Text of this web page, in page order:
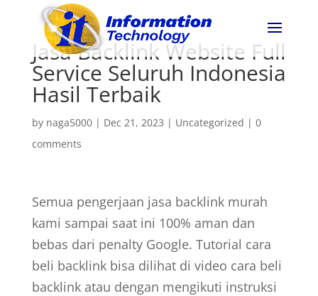
Jasa Backlink Website Full
Service Seluruh Indonesia
Hasil Terbaik
by naga5000| Dec 21, 2023 | Uncategorized | 0
comments
Semua pengerjaan jasa backlink murah
kami sampai saat ini 100% aman dan
bebas dari penalty Google. Tutorial cara
beli backlink bisa dilihat di video cara beli
backlink atau dengan mengikuti instruksi